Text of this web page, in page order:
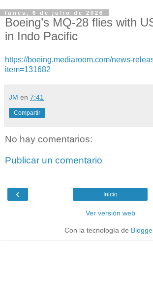
lunes, 6 de julio de 2026
Boeing’s MQ-28 flies with
in Indo Pacific
https://boeing.mediaroom.com/news-
item=131682
JM en 7:41
Compartir
No hay comentarios:
Publicar un comentario
‹ Inicio
Ver versión web
Con la tecnología de